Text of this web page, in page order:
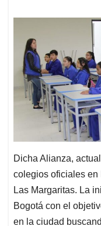
Dicha Alianza,
colegios oficiales en
Las Margaritas. La
Bogotá con el
en la ciudad